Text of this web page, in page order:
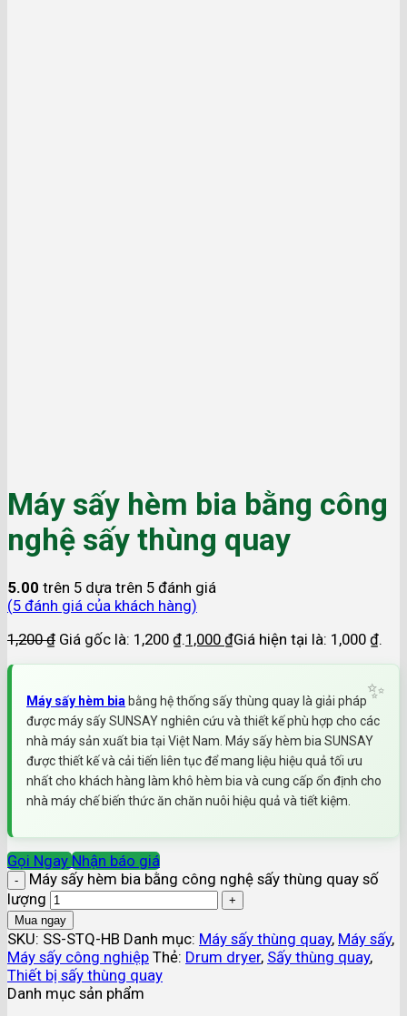
Máy sấy hèm bia bằng công
nghệ sấy thùng quay
5.00 trên 5 dựa trên 5 đánh giá
(5 đánh giá của khách hàng)
1,200₫ Giá gốc là: 1,200 ₫.1,000 ₫Giá hiện tại là: 1,000 ₫.
Máy sấy hèm bia bằng hệ thống sấy thùng quay là giải pháp
được máy sấy SUNSAY nghiên cứu và thiết kế phù hợp cho các
nhà máy sản xuất bia tại Việt Nam. Máy sấy hèm bia SUNSAY
được thiết kế và cải tiến liên tục để mang liệu hiệu quả tối ưu
nhất cho khách hàng làm khô hèm bia và cung cấp ổn định cho
nhà máy chế biến thức ăn chăn nuôi hiệu quả và tiết kiệm.
Gọi Ngay Nhận báo giá
Máy sấy hèm bia bằng công nghệ sấy thùng quay số
lượng
Mua ngay
SKU: SS-STQ-HB Danh mục: Máy sấy thùng quay, Máy sấy,
Máy sấy công nghiệp Thẻ: Drum dryer, Sấy thùng quay,
Thiết bị sấy thùng quay
Danh mục sản phẩm